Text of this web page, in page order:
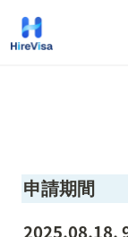
申請期間
2025.08.18.